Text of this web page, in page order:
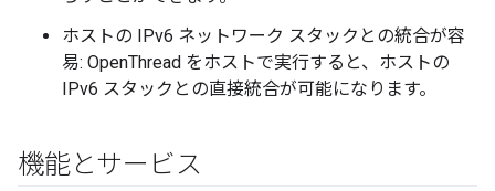
ホストの IPv6 ネットワーク スタックとの統合が容
易: OpenThread をホストで実行すると、ホストの
IPv6 スタックとの直接統合が可能になります。
機能とサービス